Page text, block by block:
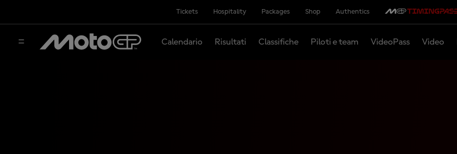
Tickets Hospitality Packages Shop Authentics
Calendario Risultati Classifiche Piloti e team VideoPass Video